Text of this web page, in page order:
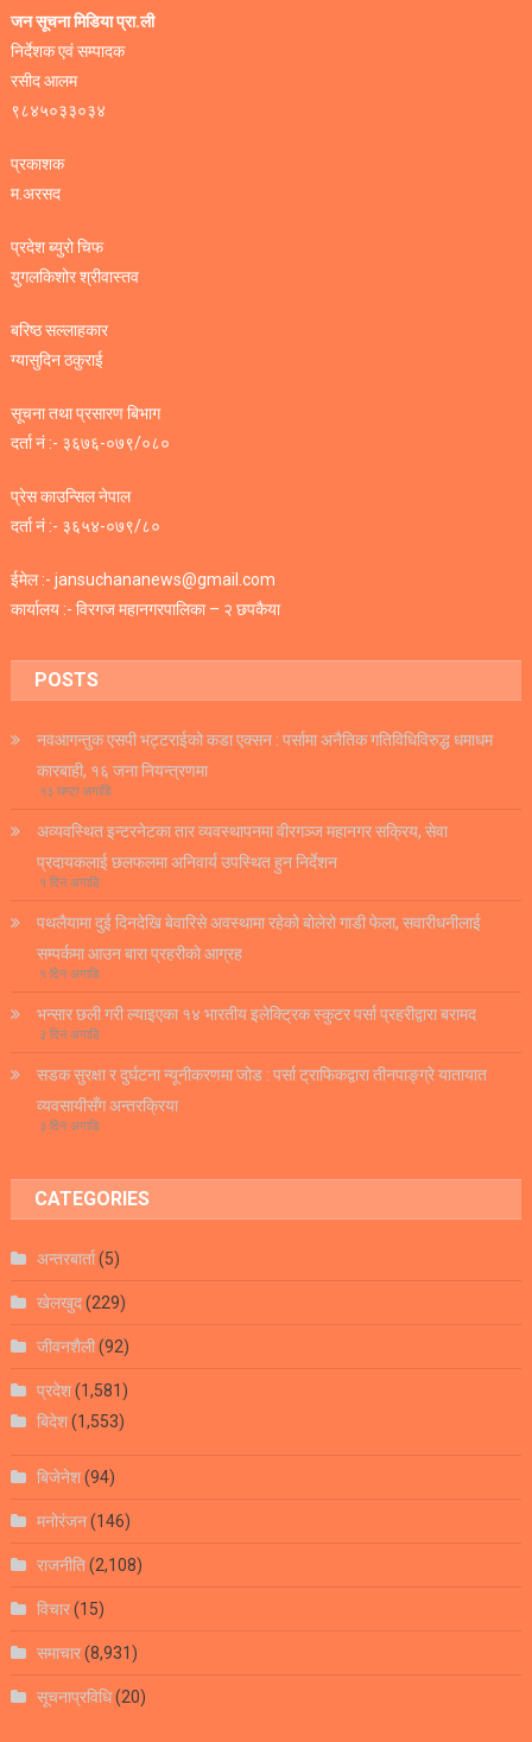
जन सूचना मिडिया प्रा.ली
निर्देशक एवं सम्पादक
रसीद आलम
९८४५०३३०३४
प्रकाशक
म.अरसद
प्रदेश ब्युरो चिफ
युगलकिशोर श्रीवास्तव
बरिष्ठ सल्लाहकार
ग्यासुदिन ठकुराई
सूचना तथा प्रसारण बिभाग
दर्ता नं :- ३६७६-०७९/०८०
प्रेस काउन्सिल नेपाल
दर्ता नं :- ३६५४-०७९/८०
ईमेल :- jansuchananews@gmail.com
कार्यालय :- विरगज महानगरपालिका – २ छपकैया
POSTS
नवआगन्तुक एसपी भट्टराईको कडा एक्सन : पर्सामा अनैतिक गतिविधिविरुद्ध धमाधम
कारबाही, १६ जना नियन्त्रणमा
१३ घण्टा अगाडि
अव्यवस्थित इन्टरनेटका तार व्यवस्थापनमा वीरगञ्ज महानगर सक्रिय, सेवा
प्रदायकलाई छलफलमा अनिवार्य उपस्थित हुन निर्देशन
१ दिन अगाडि
पथलैयामा दुई दिनदेखि बेवारिसे अवस्थामा रहेको बोलेरो गाडी फेला, सवारीधनीलाई
सम्पर्कमा आउन बारा प्रहरीको आग्रह
१ दिन अगाडि
भन्सार छली गरी ल्याइएका १४ भारतीय इलेक्ट्रिक स्कुटर पर्सा प्रहरीद्वारा बरामद
३ दिन अगाडि
सडक सुरक्षा र दुर्घटना न्यूनीकरणमा जोड : पर्सा ट्राफिकद्वारा तीनपाङ्ग्रे यातायात
व्यवसायीसँग अन्तरक्रिया
३ दिन अगाडि
CATEGORIES
अन्तरबार्ता(5)
खेलखुद(229)
जीवनशैली(92)
प्रदेश(1,581)
बिदेश(1,553)
बिजेनेश(94)
मनोरंजन(146)
राजनीति(2,108)
विचार(15)
समाचार(8,931)
सूचनाप्रविधि(20)